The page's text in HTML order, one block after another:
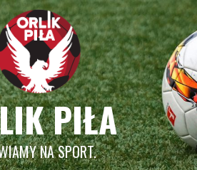
PIŁA
NA SPORT.